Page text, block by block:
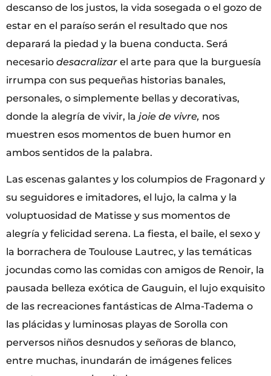
descanso de los justos, la vida sosegada o el gozo de
estar en el paraíso serán el resultado que nos
deparará la piedad y la buena conducta. Será
necesario desacralizar el arte para que la burguesía
irrumpa con sus pequeñas historias banales,
personales, o simplemente bellas y decorativas,
donde la alegría de vivir, la joie de vivre, nos
muestren esos momentos de buen humor en
ambos sentidos de la palabra.
Las escenas galantes y los columpios de Fragonard y
su seguidores e imitadores, el lujo, la calma y la
voluptuosidad de Matisse y sus momentos de
alegría y felicidad serena. La fiesta, el baile, el sexo y
la borrachera de Toulouse Lautrec, y las temáticas
jocundas como las comidas con amigos de Renoir, la
pausada belleza exótica de Gauguin, el lujo exquisito
de las recreaciones fantásticas de Alma-Tadema o
las plácidas y luminosas playas de Sorolla con
perversos niños desnudos y señoras de blanco,
entre muchas, inundarán de imágenes felices